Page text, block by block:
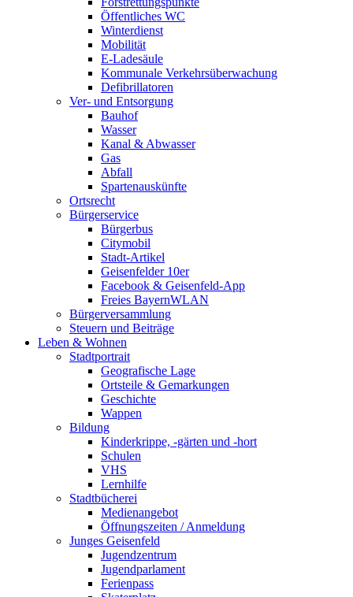
Öffentliches WC
Winterdienst
Mobilität
E-Ladesäule
Kommunale Verkehrsüberwachung
Defibrillatoren
Ver- und Entsorgung
Bauhof
Wasser
Kanal & Abwasser
Gas
Abfall
Spartenauskünfte
Ortsrecht
Bürgerservice
Bürgerbus
Citymobil
Stadt-Artikel
Geisenfelder 10er
Facebook & Geisenfeld-App
Freies BayernWLAN
Bürgerversammlung
Steuern und Beiträge
Leben & Wohnen
Stadtportrait
Geografische Lage
Ortsteile & Gemarkungen
Geschichte
Wappen
Bildung
Kinderkrippe, -gärten und -hort
Schulen
VHS
Lernhilfe
Stadtbücherei
Medienangebot
Öffnungszeiten / Anmeldung
Junges Geisenfeld
Jugendzentrum
Jugendparlament
Ferienpass